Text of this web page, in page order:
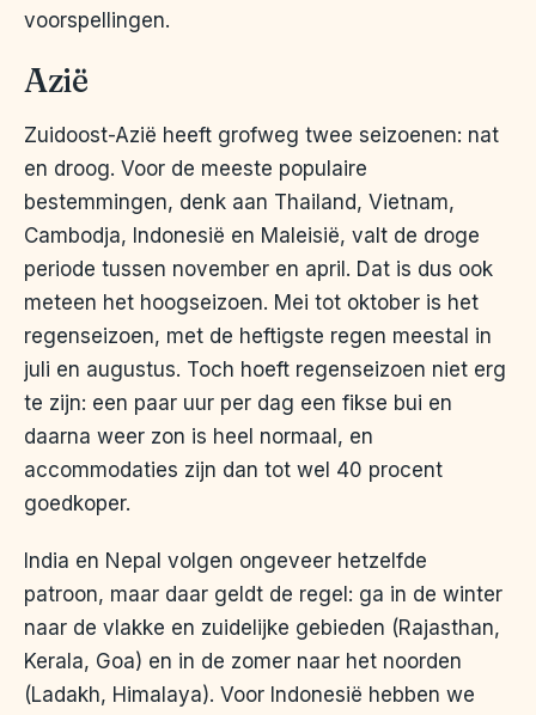
voorspellingen.
Azië
Zuidoost-Azië heeft grofweg twee seizoenen: nat
en droog. Voor de meeste populaire
bestemmingen, denk aan Thailand, Vietnam,
Cambodja, Indonesië en Maleisië, valt de droge
periode tussen november en april. Dat is dus ook
meteen het hoogseizoen. Mei tot oktober is het
regenseizoen, met de heftigste regen meestal in
juli en augustus. Toch hoeft regenseizoen niet erg
te zijn: een paar uur per dag een fikse bui en
daarna weer zon is heel normaal, en
accommodaties zijn dan tot wel 40 procent
goedkoper.
India en Nepal volgen ongeveer hetzelfde
patroon, maar daar geldt de regel: ga in de winter
naar de vlakke en zuidelijke gebieden (Rajasthan,
Kerala, Goa) en in de zomer naar het noorden
(Ladakh, Himalaya). Voor Indonesië hebben we